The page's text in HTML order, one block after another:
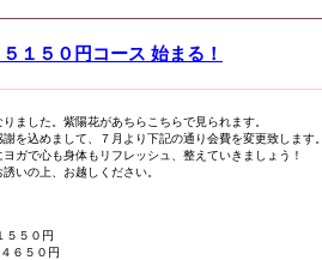
１５０円コース 始まる！
ました。紫陽花があちらこちらで見られます。
を込めまして、７月より下記の通り会費を変更致します。
ガで心も身体もリフレッシュ、整えていきましょう！
いの上、お越しください。
５０円
５０円